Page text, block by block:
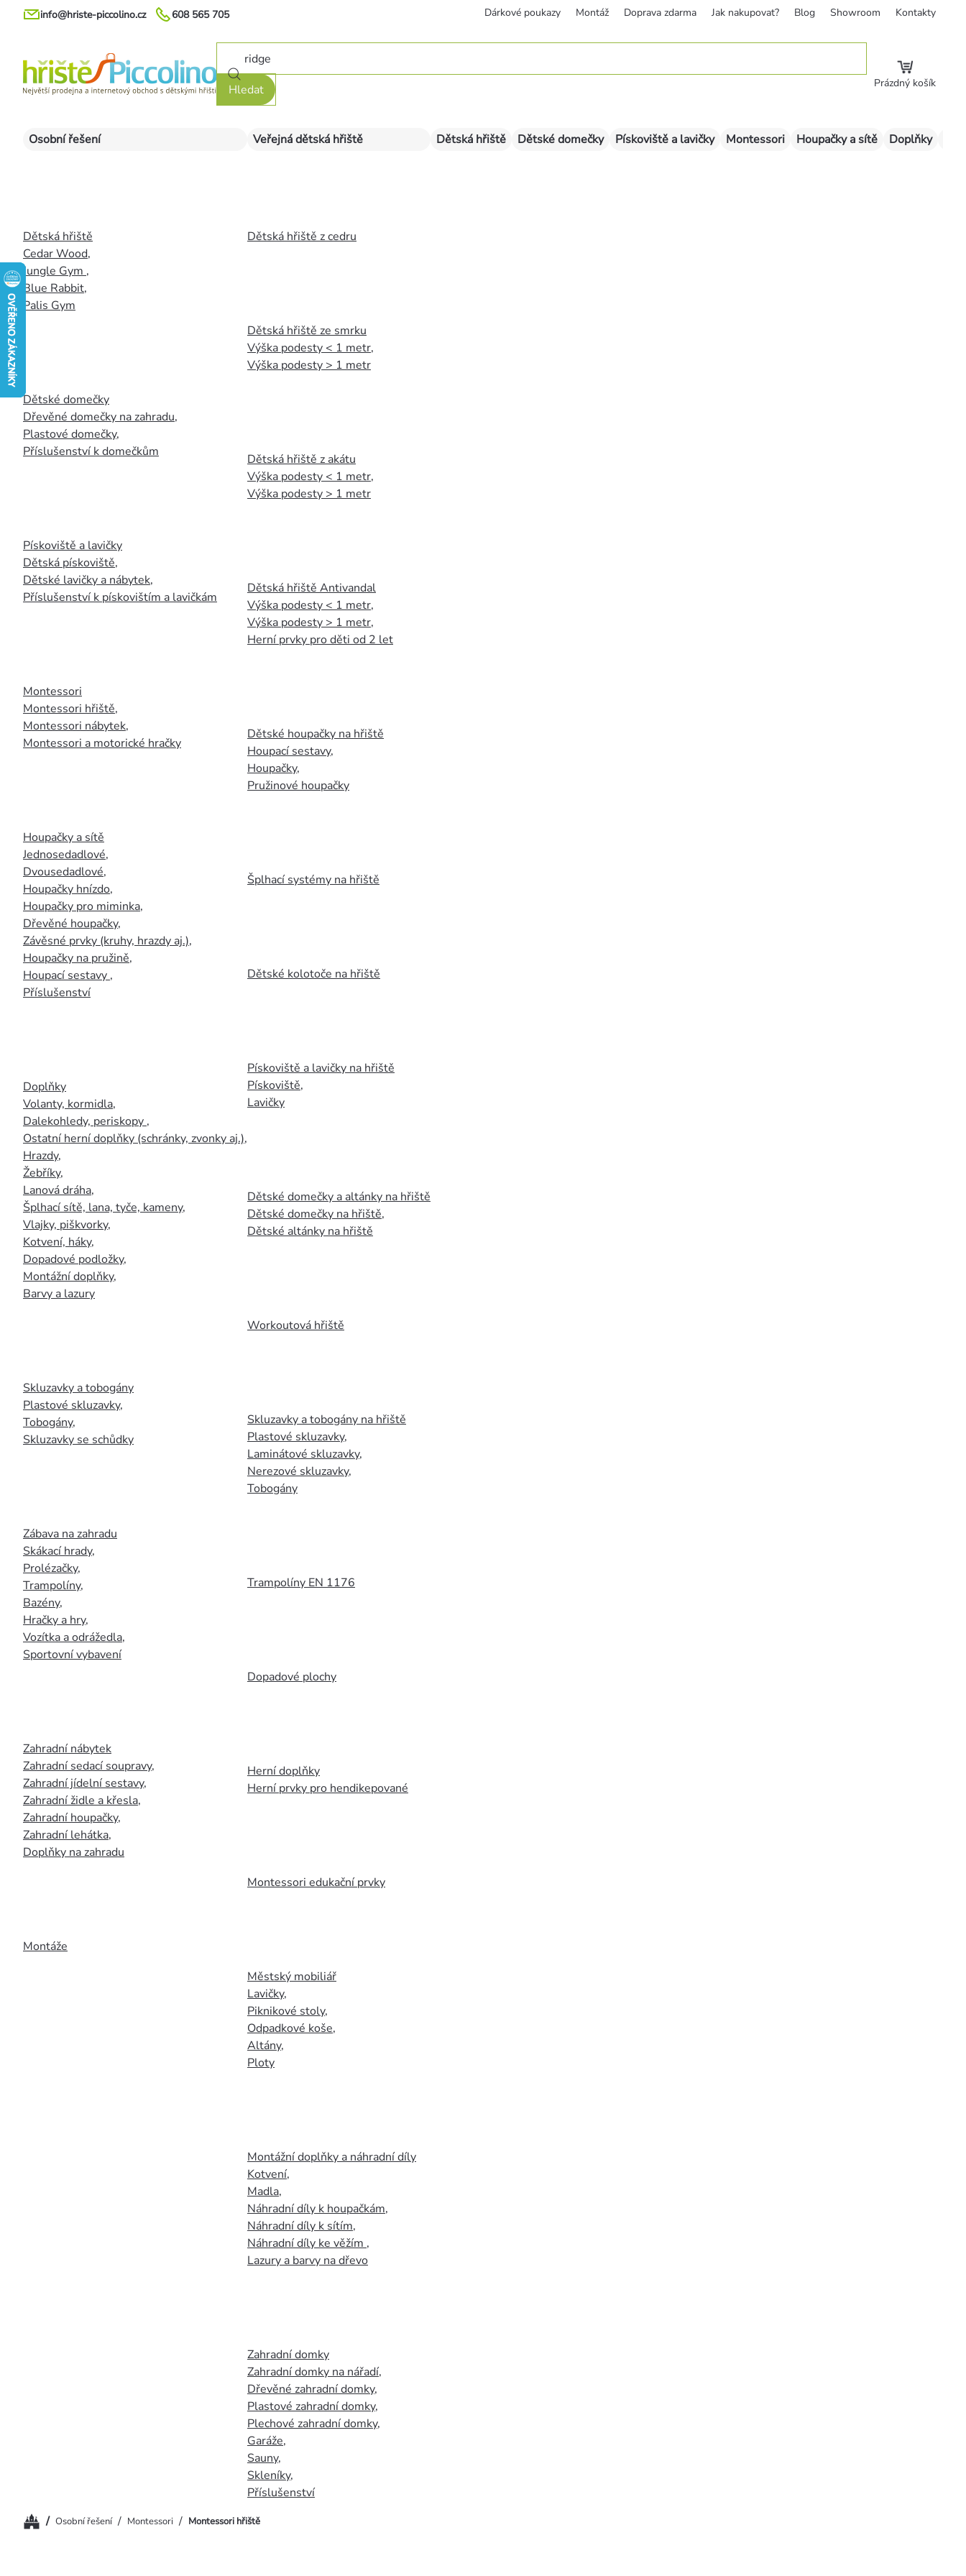
Přejít
608 565 705
info@hriste-piccolino.cz Dárkové poukazy Montáž Doprava zdarma Jak nakupovat? Blog Showroom Kontakty
Hledat Prázdný košík
Osobní řešení
Dětská hřiště
Cedar Wood,
Jungle Gym ,
Blue Rabbit,
Palis Gym
Dětské domečky
Dřevěné domečky na zahradu,
Plastové domečky,
Příslušenství k domečkům
Pískoviště a lavičky
Dětská pískoviště,
Dětské lavičky a nábytek,
Příslušenství k pískovištím a lavičkám
Montessori
Montessori hřiště,
Montessori nábytek,
Montessori a motorické hračky
Houpačky a sítě
Jednosedadlové,
Dvousedadlové,
Houpačky hnízdo,
Houpačky pro miminka,
Dřevěné houpačky,
Závěsné prvky (kruhy, hrazdy aj.),
Houpačky na pružině,
Houpací sestavy ,
Příslušenství
Doplňky
Volanty, kormidla,
Dalekohledy, periskopy ,
Ostatní herní doplňky (schránky, zvonky aj.),
Hrazdy,
Žebříky,
Lanová dráha,
Šplhací sítě, lana, tyče, kameny,
Vlajky, piškvorky,
Kotvení, háky,
Dopadové podložky,
Montážní doplňky,
Barvy a lazury
Skluzavky a tobogány
Plastové skluzavky,
Tobogány,
Skluzavky se schůdky
Zábava na zahradu
Skákací hrady,
Prolézačky,
Trampolíny,
Bazény,
Hračky a hry,
Vozítka a odrážedla,
Sportovní vybavení
Zahradní nábytek
Zahradní sedací soupravy,
Zahradní jídelní sestavy,
Zahradní židle a křesla,
Zahradní houpačky,
Zahradní lehátka,
Doplňky na zahradu
Montáže
Veřejná dětská hřiště
Dětská hřiště z cedru
Dětská hřiště ze smrku
Výška podesty < 1 metr,
Výška podesty > 1 metr
Dětská hřiště z akátu
Výška podesty < 1 metr,
Výška podesty > 1 metr
Dětská hřiště Antivandal
Výška podesty < 1 metr,
Výška podesty > 1 metr,
Herní prvky pro děti od 2 let
Dětské houpačky na hřiště
Houpací sestavy,
Houpačky,
Pružinové houpačky
Šplhací systémy na hřiště
Dětské kolotoče na hřiště
Pískoviště a lavičky na hřiště
Pískoviště,
Lavičky
Dětské domečky a altánky na hřiště
Dětské domečky na hřiště,
Dětské altánky na hřiště
Workoutová hřiště
Skluzavky a tobogány na hřiště
Plastové skluzavky,
Laminátové skluzavky,
Nerezové skluzavky,
Tobogány
Trampolíny EN 1176
Dopadové plochy
Herní doplňky
Herní prvky pro hendikepované
Montessori edukační prvky
Městský mobiliář
Lavičky,
Piknikové stoly,
Odpadkové koše,
Altány,
Ploty
Montážní doplňky a náhradní díly
Kotvení,
Madla,
Náhradní díly k houpačkám,
Náhradní díly k sítím,
Náhradní díly ke věžím ,
Lazury a barvy na dřevo
Zahradní domky
Zahradní domky na nářadí,
Dřevěné zahradní domky,
Plastové zahradní domky,
Plechové zahradní domky,
Garáže,
Sauny,
Skleníky,
Příslušenství
Dětská hřiště Dětské domečky Pískoviště a lavičky Montessori Houpačky a sítě Doplňky
Domů/ Osobní řešení / Montessori / Montessori hřiště